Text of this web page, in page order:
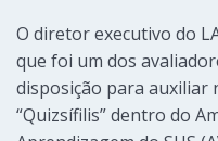
O diretor executivo do
que foi um dos
disposição para auxiliar
“Quizsífilis” dentro do